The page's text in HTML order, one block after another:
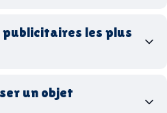
publicitaires les plus
tote bags publicitaires
un objet